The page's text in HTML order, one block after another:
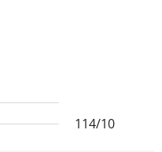
114/10